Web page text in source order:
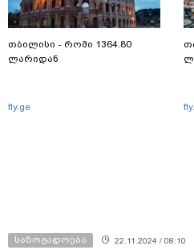
თბილისი - რომი 1364.80
ლარიდან
fly.ge
საზოგადოება 22.11.2024 / 08:10